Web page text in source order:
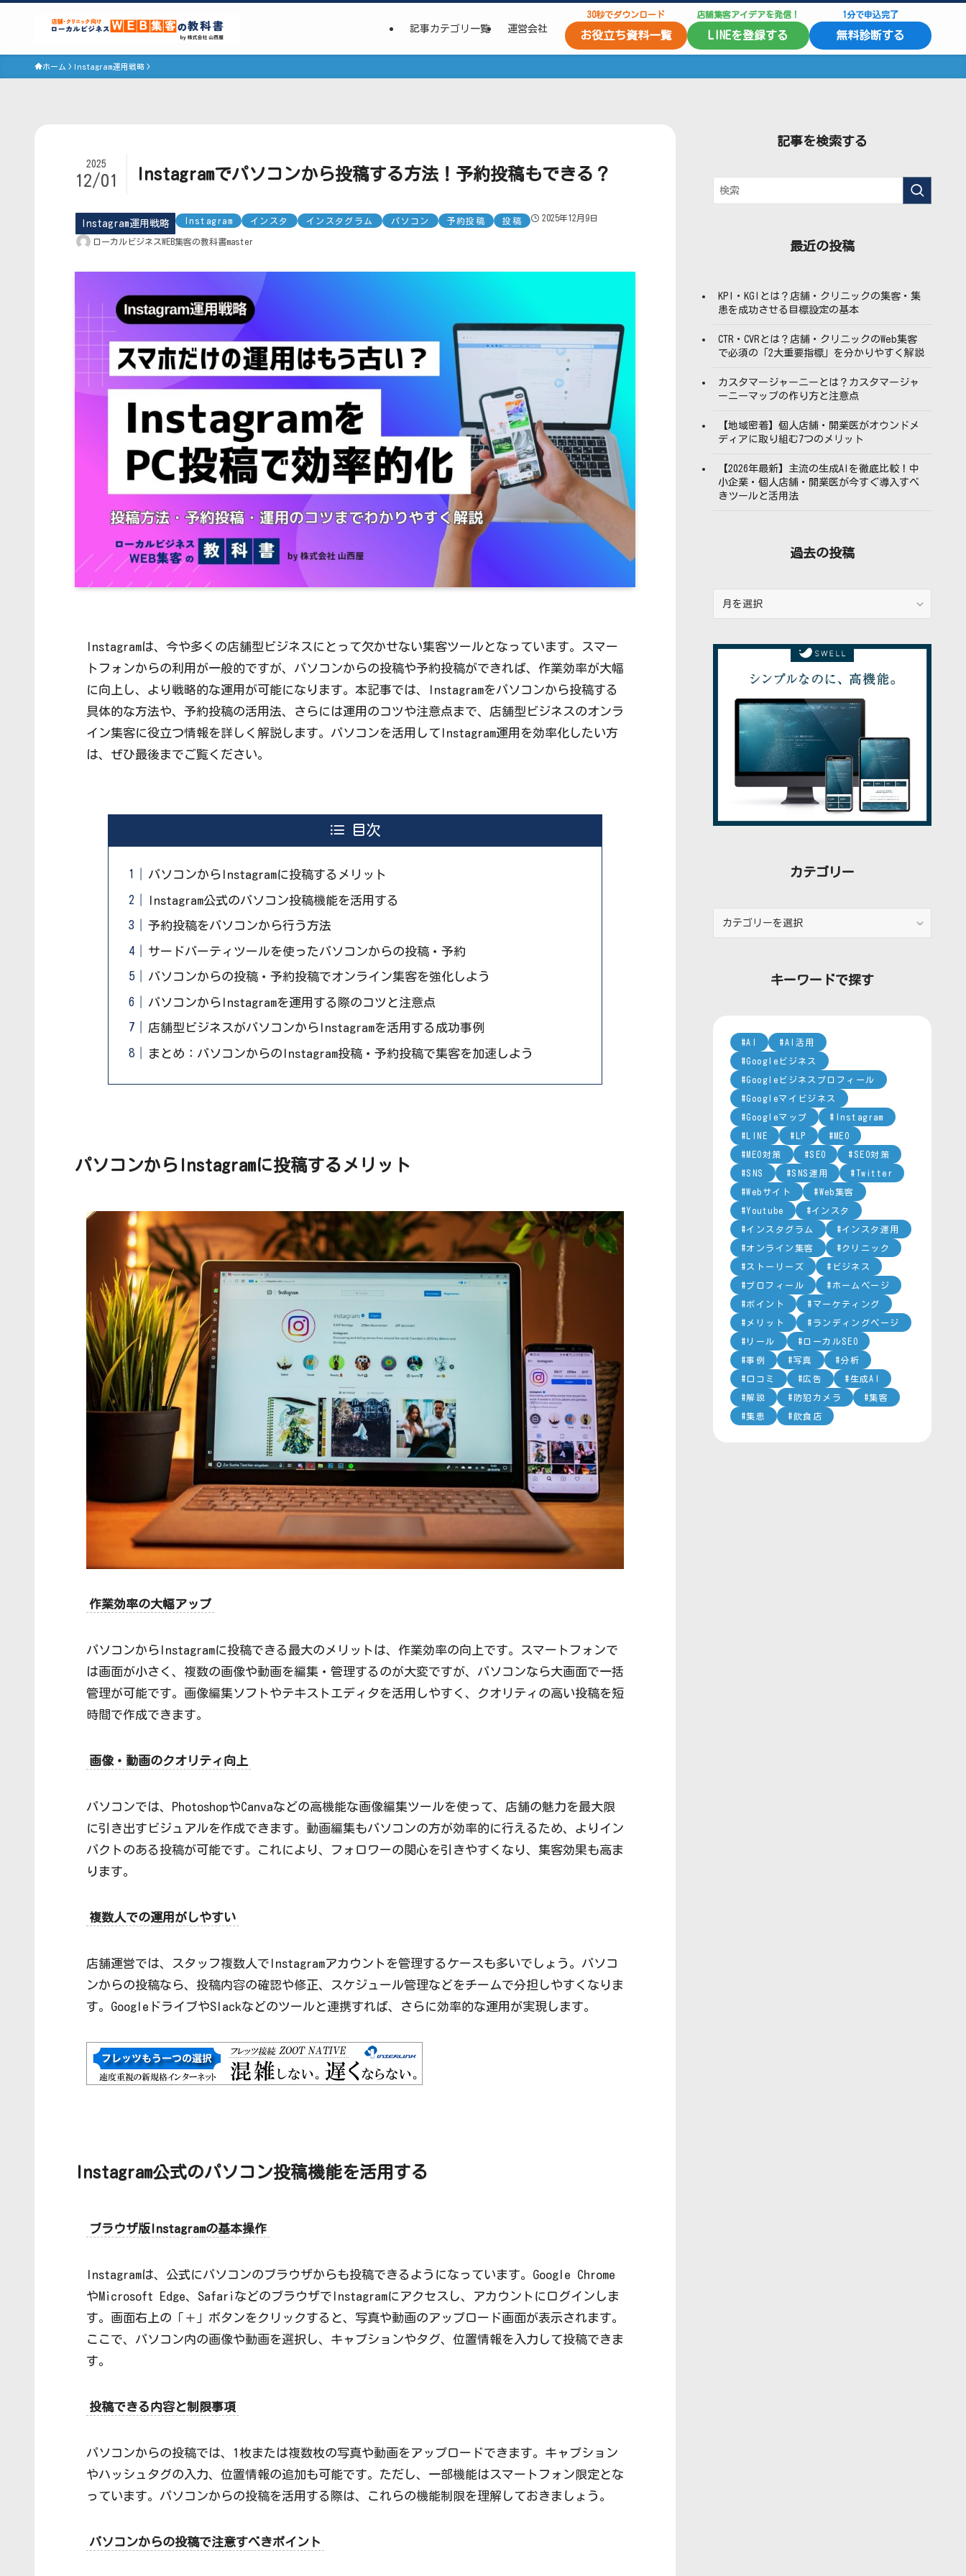
記事カテゴリ一覧 運営会社
30秒でダウンロード
お役立ち資料一覧
店舗集客アイデアを発信！
LINEを登録する
1分で申込完了
無料診断する
ホーム Instagram運用戦略
Instagramでパソコンから投稿する方法！予約投稿もできる？
2025
12/01
Instagram運用戦略 Instagram インスタ インスタグラム パソコン 予約投稿 投稿 2025年12月9日
ローカルビジネスWEB集客の教科書master
Instagramは、今や多くの店舗型ビジネスにとって欠かせない集客ツールとなっています。スマー
トフォンからの利用が一般的ですが、パソコンからの投稿や予約投稿ができれば、作業効率が大幅
に向上し、より戦略的な運用が可能になります。本記事では、Instagramをパソコンから投稿する
具体的な方法や、予約投稿の活用法、さらには運用のコツや注意点まで、店舗型ビジネスのオンラ
イン集客に役立つ情報を詳しく解説します。パソコンを活用してInstagram運用を効率化したい方
は、ぜひ最後までご覧ください。
目次
パソコンからInstagramに投稿するメリット
Instagram公式のパソコン投稿機能を活用する
予約投稿をパソコンから行う方法
サードパーティツールを使ったパソコンからの投稿・予約
パソコンからの投稿・予約投稿でオンライン集客を強化しよう
パソコンからInstagramを運用する際のコツと注意点
店舗型ビジネスがパソコンからInstagramを活用する成功事例
まとめ：パソコンからのInstagram投稿・予約投稿で集客を加速しよう
パソコンからInstagramに投稿するメリット
作業効率の大幅アップ
パソコンからInstagramに投稿できる最大のメリットは、作業効率の向上です。スマートフォンで
は画面が小さく、複数の画像や動画を編集・管理するのが大変ですが、パソコンなら大画面で一括
管理が可能です。画像編集ソフトやテキストエディタを活用しやすく、クオリティの高い投稿を短
時間で作成できます。
画像・動画のクオリティ向上
パソコンでは、PhotoshopやCanvaなどの高機能な画像編集ツールを使って、店舗の魅力を最大限
に引き出すビジュアルを作成できます。動画編集もパソコンの方が効率的に行えるため、よりイン
パクトのある投稿が可能です。これにより、フォロワーの関心を引きやすくなり、集客効果も高ま
ります。
複数人での運用がしやすい
店舗運営では、スタッフ複数人でInstagramアカウントを管理するケースも多いでしょう。パソコ
ンからの投稿なら、投稿内容の確認や修正、スケジュール管理などをチームで分担しやすくなりま
す。GoogleドライブやSlackなどのツールと連携すれば、さらに効率的な運用が実現します。
Instagram公式のパソコン投稿機能を活用する
ブラウザ版Instagramの基本操作
Instagramは、公式にパソコンのブラウザからも投稿できるようになっています。Google Chrome
やMicrosoft Edge、SafariなどのブラウザでInstagramにアクセスし、アカウントにログインしま
す。画面右上の「＋」ボタンをクリックすると、写真や動画のアップロード画面が表示されます。
ここで、パソコン内の画像や動画を選択し、キャプションやタグ、位置情報を入力して投稿できま
す。
投稿できる内容と制限事項
パソコンからの投稿では、1枚または複数枚の写真や動画をアップロードできます。キャプション
やハッシュタグの入力、位置情報の追加も可能です。ただし、一部機能はスマートフォン限定とな
っています。パソコンからの投稿を活用する際は、これらの機能制限を理解しておきましょう。
パソコンからの投稿で注意すべきポイント
記事を検索する
最近の投稿
KPI・KGIとは？店舗・クリニックの集客・集
患を成功させる目標設定の基本
CTR・CVRとは？店舗・クリニックのWeb集客
で必須の「2大重要指標」を分かりやすく解説
カスタマージャーニーとは？カスタマージャ
ーニーマップの作り方と注意点
【地域密着】個人店舗・開業医がオウンドメ
ディアに取り組む7つのメリット
【2026年最新】主流の生成AIを徹底比較！中
小企業・個人店舗・開業医が今すぐ導入すべ
きツールと活用法
過去の投稿
投
カテゴリー
キーワードで探す
AI AI活用
Googleビジネス
Googleビジネスプロフィール
Googleマイビジネス
Googleマップ Instagram
LINE LP MEO
MEO対策 SEO SEO対策
SNS SNS運用 Twitter
Webサイト Web集客
Youtube インスタ
インスタグラム インスタ運用
オンライン集客 クリニック
ストーリーズ ビジネス
プロフィール ホームページ
ポイント マーケティング
メリット ランディングページ
リール ローカルSEO
事例 写真 分析
口コミ 広告 生成AI
解説 防犯カメラ 集客
集患 飲食店